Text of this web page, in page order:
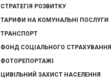
СТРАТЕГІЯ РОЗВИТКУ
ТАРИФИ НА КОМУНАЛЬНІ ПОСЛУГИ
ТРАНСПОРТ
ФОНД СОЦІАЛЬНОГО СТРАХУВАННЯ
ФОТОРЕПОРТАЖІ
ЦИВІЛЬНИЙ ЗАХИСТ НАСЕЛЕННЯ